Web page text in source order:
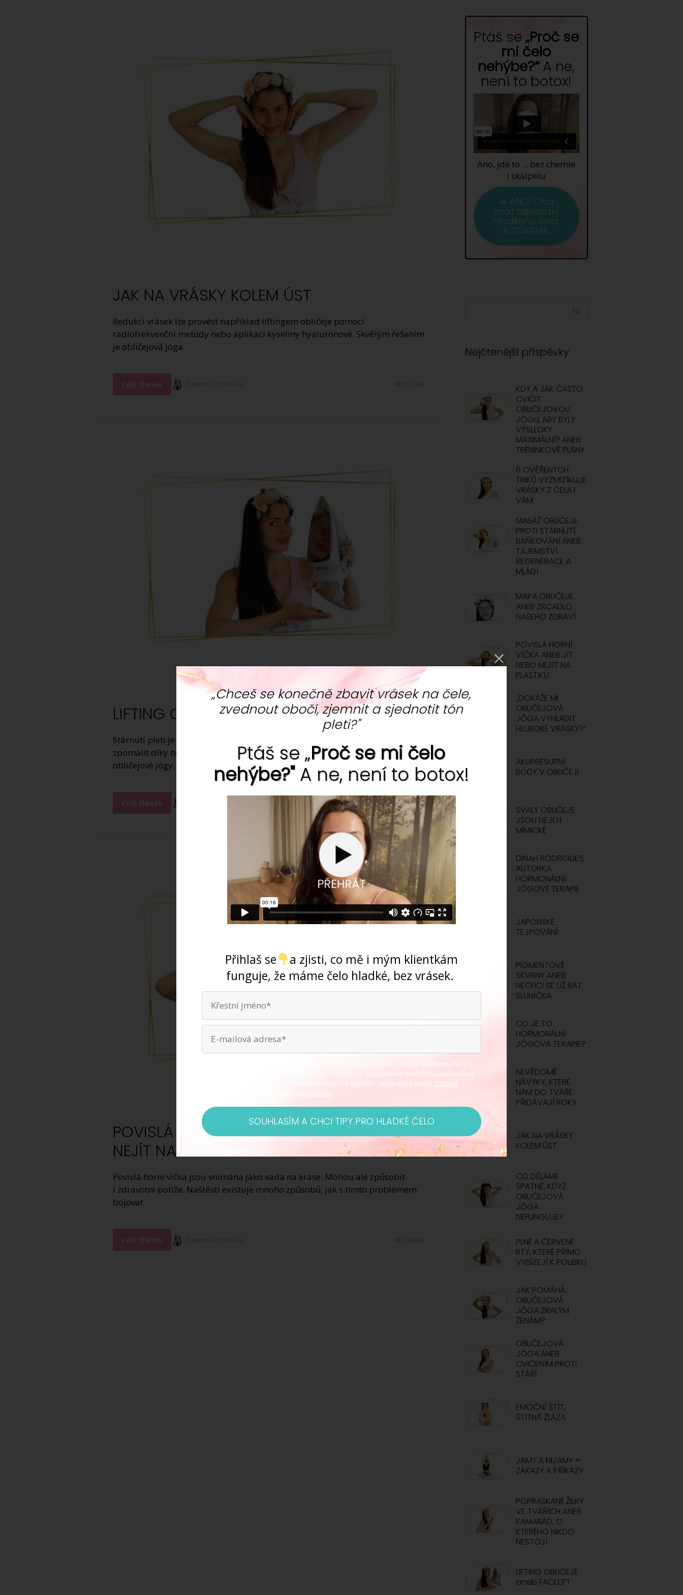
JAK NA VRÁSKY KOLEM ÚST
Redukci vrásek lze provést například liftingem obličeje pomocí
radiofrekvenční metody nebo aplikací kyseliny hyaluronové. Skvělým řešením
je obličejová jóga.
Celý článek
LIFTING OBLIČEJE aneb FACELIFT
Stárnutí pleti je přirozený proces a nelze mu zabránit. Můžeme ho ale
zpomalit díky nejrůznějším metodám. Třeba v podobě liftingu nebo
obličejové jógy.
Celý článek 9447x
POVISLÁ HORNÍ VÍČKA ANEB JÍT NEBO
NEJÍT NA PLASTIKU
Povislá horní víčka jsou vnímána jako vada na kráse. Mohou ale způsobit
i zdravotní potíže. Naštěstí existuje mnoho způsobů, jak s tímto problémem
bojovat.
Celý článek
Ptáš se „Proč se
mi čelo
nehýbe?“ A ne,
není to botox!
Ano, jde to ... bez chemie
i skalpelu
➜ ANO! Chci
znát tajemství
hladkého čela.
A ZDARMA.
Nejčtenější příspěvky
KDY A JAK ČASTO
CVIČIT
OBLIČEJOVOU
JÓGU, ABY BYLY
VÝSLEDKY
MAXIMÁLNÍ? ANEB
TRÉNINKOVÉ PLÁNY
6 OVĚŘENÝCH
TRIKŮ VYZMIZÍKUJE
VRÁSKY Z ČELA I
VÁM
MASÁŽ OBLIČEJE
PROTI STÁRNUTÍ,
BAŇKOVÁNÍ ANEB
TAJEMSTVÍ
REGENERACE A
MLÁDÍ
MAPA OBLIČEJE
ANEB ZRCADLO
NAŠEHO ZDRAVÍ
POVISLÁ HORNÍ
VÍČKA ANEB JÍT
NEBO NEJÍT NA
PLASTIKU
„DOKÁŽE MI
OBLIČEJOVÁ
JÓGA VYHLADIT
HLUBOKÉ VRÁSKY?”
AKUPRESURNÍ
BODY V OBLIČEJI
SVALY OBLIČEJE
JSOU NEJEN
MIMICKÉ
DINAH RODRIGUES,
AUTORKA
HORMONÁLNÍ
JÓGOVÉ TERAPIE
JAPONSKÉ
TEJPOVÁNÍ
PIGMENTOVÉ
SKVRNY ANEB
NECHCI SE UŽ BÁT
SLUNÍČKA
CO JE TO
HORMONÁLNÍ
JÓGOVÁ TERAPIE?
NEVĚDOMÉ
NÁVYKY, KTERÉ
NÁM DO TVÁŘE
PŘIDÁVAJÍ ROKY
JAK NA VRÁSKY
KOLEM ÚST
CO DĚLÁME
ŠPATNĚ, KDYŽ
OBLIČEJOVÁ
JÓGA
NEFUNGUJE?
PLNÉ A ČERVENÉ
RTY, KTERÉ PŘÍMO
VYBÍZEJÍ K POLIBKU
JAK POMÁHÁ
OBLIČEJOVÁ
JÓGA ZRALÝM
ŽENÁM?
OBLIČEJOVÁ
JÓGA ANEB
CVIČENÍM PROTI
STÁŘÍ
EMOČNÍ ŠTÍT,
ŠTÍTNÁ ŽLÁZA
JAMY A NIJAMY =
ZÁKAZY A PŘÍKAZY
POPRASKANÉ ŽILKY
VE TVÁŘÍCH ANEB
KAMARÁD, O
KTERÉHO NIKDO
NESTOJÍ
LIFTING OBLIČEJE
aneb FACELIFT
„Chceš se konečně zbavit vrásek na čele,
zvednout obočí, zjemnit a sjednotit tón
pleti?"
Ptáš se „Proč se mi čelo
nehýbe?"A ne, není to botox!
Přihlaš se
a zjisti, co mě i mým klientkám
funguje, že máme čelo hladké, bez vrásek.
Děkuji za tvé rozhodnutí vybrat si mě jako průvodkyni pro tvou cestu k hladkému čelu. O
tvé údaje je u mě dobře postaráno. Svůj souhlas se zpracováním osobních údajů můžeš
kdykoli odvolat kliknutím na tlačítko ODHLÁSIT v každém zaslaném e-mailu. Zásady
zpracovávání osobních údajů najdeš tady.
SOUHLASÍM A CHCI TIPY PRO HLADKÉ ČELO